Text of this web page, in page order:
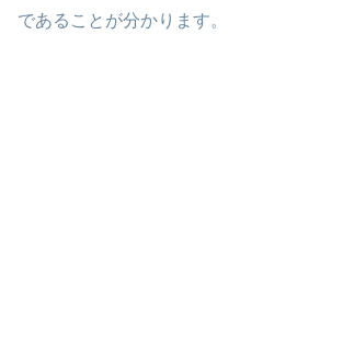
であることが分かります。